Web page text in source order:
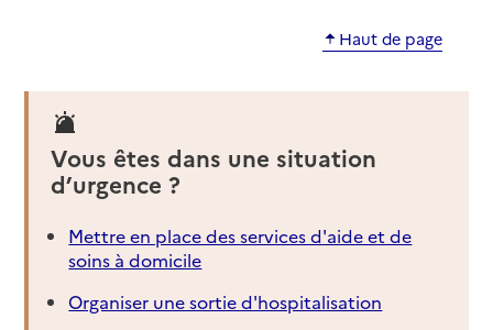
Haut de page
Vous êtes dans une situation
d’urgence ?
Mettre en place des services d'aide et de
soins à domicile
Organiser une sortie d'hospitalisation